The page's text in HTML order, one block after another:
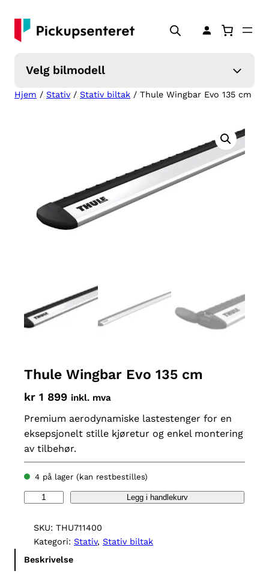
innhold
Velg bilmodell
Hjem / Stativ / Stativ biltak / Thule Wingbar Evo 135 cm
Thule Wingbar Evo 135 cm
kr 1 899 inkl. mva
Premium aerodynamiske lastestenger for en
eksepsjonelt stille kjøretur og enkel montering
av tilbehør.
4 på lager (kan restbestilles)
Legg i handlekurv
SKU: THU711400
Kategori: Stativ, Stativ biltak
Beskrivelse